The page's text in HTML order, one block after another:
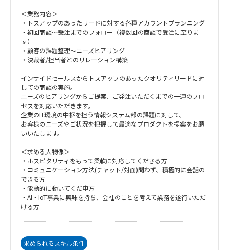
＜業務内容＞
・トスアップのあったリードに対する各種アカウントプランニング
・初回商談～受注までのフォロー（複数回の商談で受注に至りま
す）
・顧客の課題整理～ニーズヒアリング
・決裁者/担当者とのリレーション構築
インサイドセールスからトスアップのあったクオリティリードに対
しての商談の実施。
ニーズのヒアリングからご提案、ご発注いただくまでの一連のプロ
セスを対応いただきます。
企業のIT環境の中枢を担う情報システム部の課題に対して、
お客様のニーズやご状況を把握して最適なプロダクトを提案をお願
いいたします。
＜求める人物像＞
・ホスピタリティをもって柔軟に対応してくださる方
・コミュニケーション方法(チャット/対面)問わず、積極的に会話の
できる方
・能動的に動いてくだ申方
・AI・IoT事業に興味を持ち、会社のことを考えて業務を遂行いただ
ける方
求められるスキル条件